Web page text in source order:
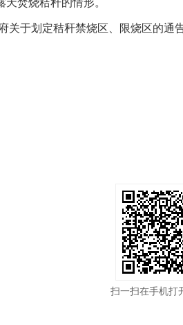
焚烧秸秆的情形。
关于划定秸秆禁烧区、限烧区的
扫一扫在手机打